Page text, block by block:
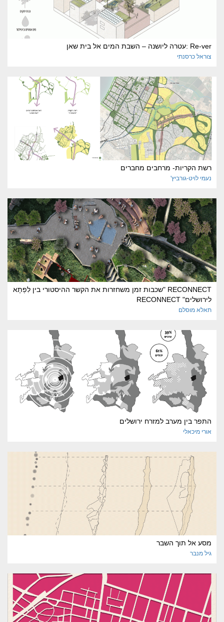
Re-ver :עטרה ליושנה – השבת המים אל בית שאן
צוראל כרסנתי
רשת הקריות- מרחבים מחברים
נעמי לויט-גורביץ'
RECONNECT "שכבות זמן משחזרות את הקשר ההיסטורי בין לִפְתָא
לירושלים" RECONNECT
תאלא מוסלם
התפר בין מערב למזרח ירושלים
אורי מיכאלי
מסע אל תוך השבר
גיל מנבר